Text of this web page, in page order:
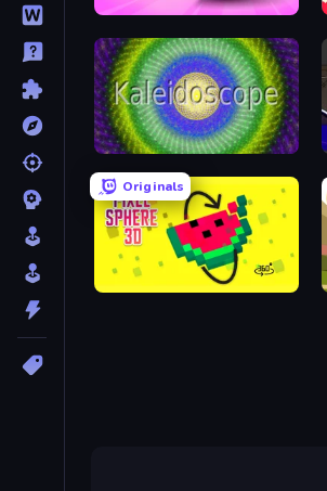
Sneaker Art
Kaleidoscope
Originals
Pixel Sphere 3D